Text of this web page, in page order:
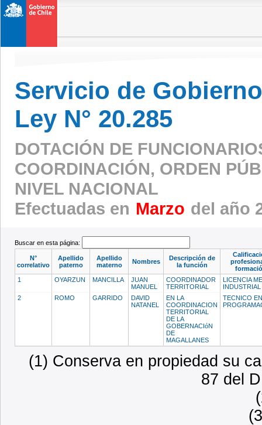
Servicio de
Ley N° 20.285
DOTACIÓN DE
COORDINACIÓN, ORDEN
NIVEL NACIONAL
Efectuadas en Marzo del año
Buscar en esta página:
N°
correlativo
Apellido
paterno
Apellido
materno
Nombres
Descripción de
la función
1
OYARZUN MANCILLA
JUAN
MANUEL
COORDINADOR
TERRITORIAL
LICENCIA
INDUSTRIAL
2
ROMO GARRIDO
DAVID
NATANEL
EN LA
COORDINACION
TERRITORIAL
DE LA
GOBERNACIóN
DE
MAGALLANES
TECNICO EN
(1) Conserva en propiedad su
87 del